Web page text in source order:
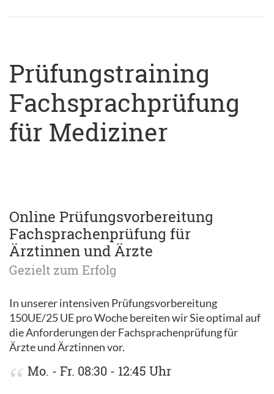
Prüfungstraining
Fachsprachprüfung
für Mediziner
Online Prüfungsvorbereitung
Fachsprachenprüfung für
Ärztinnen und Ärzte
Gezielt zum Erfolg
In unserer intensiven Prüfungsvorbereitung
150UE/25 UE pro Woche bereiten wir Sie optimal auf
die Anforderungen der Fachsprachenprüfung für
Ärzte und Ärztinnen vor.
Mo. - Fr. 08:30 - 12:45 Uhr